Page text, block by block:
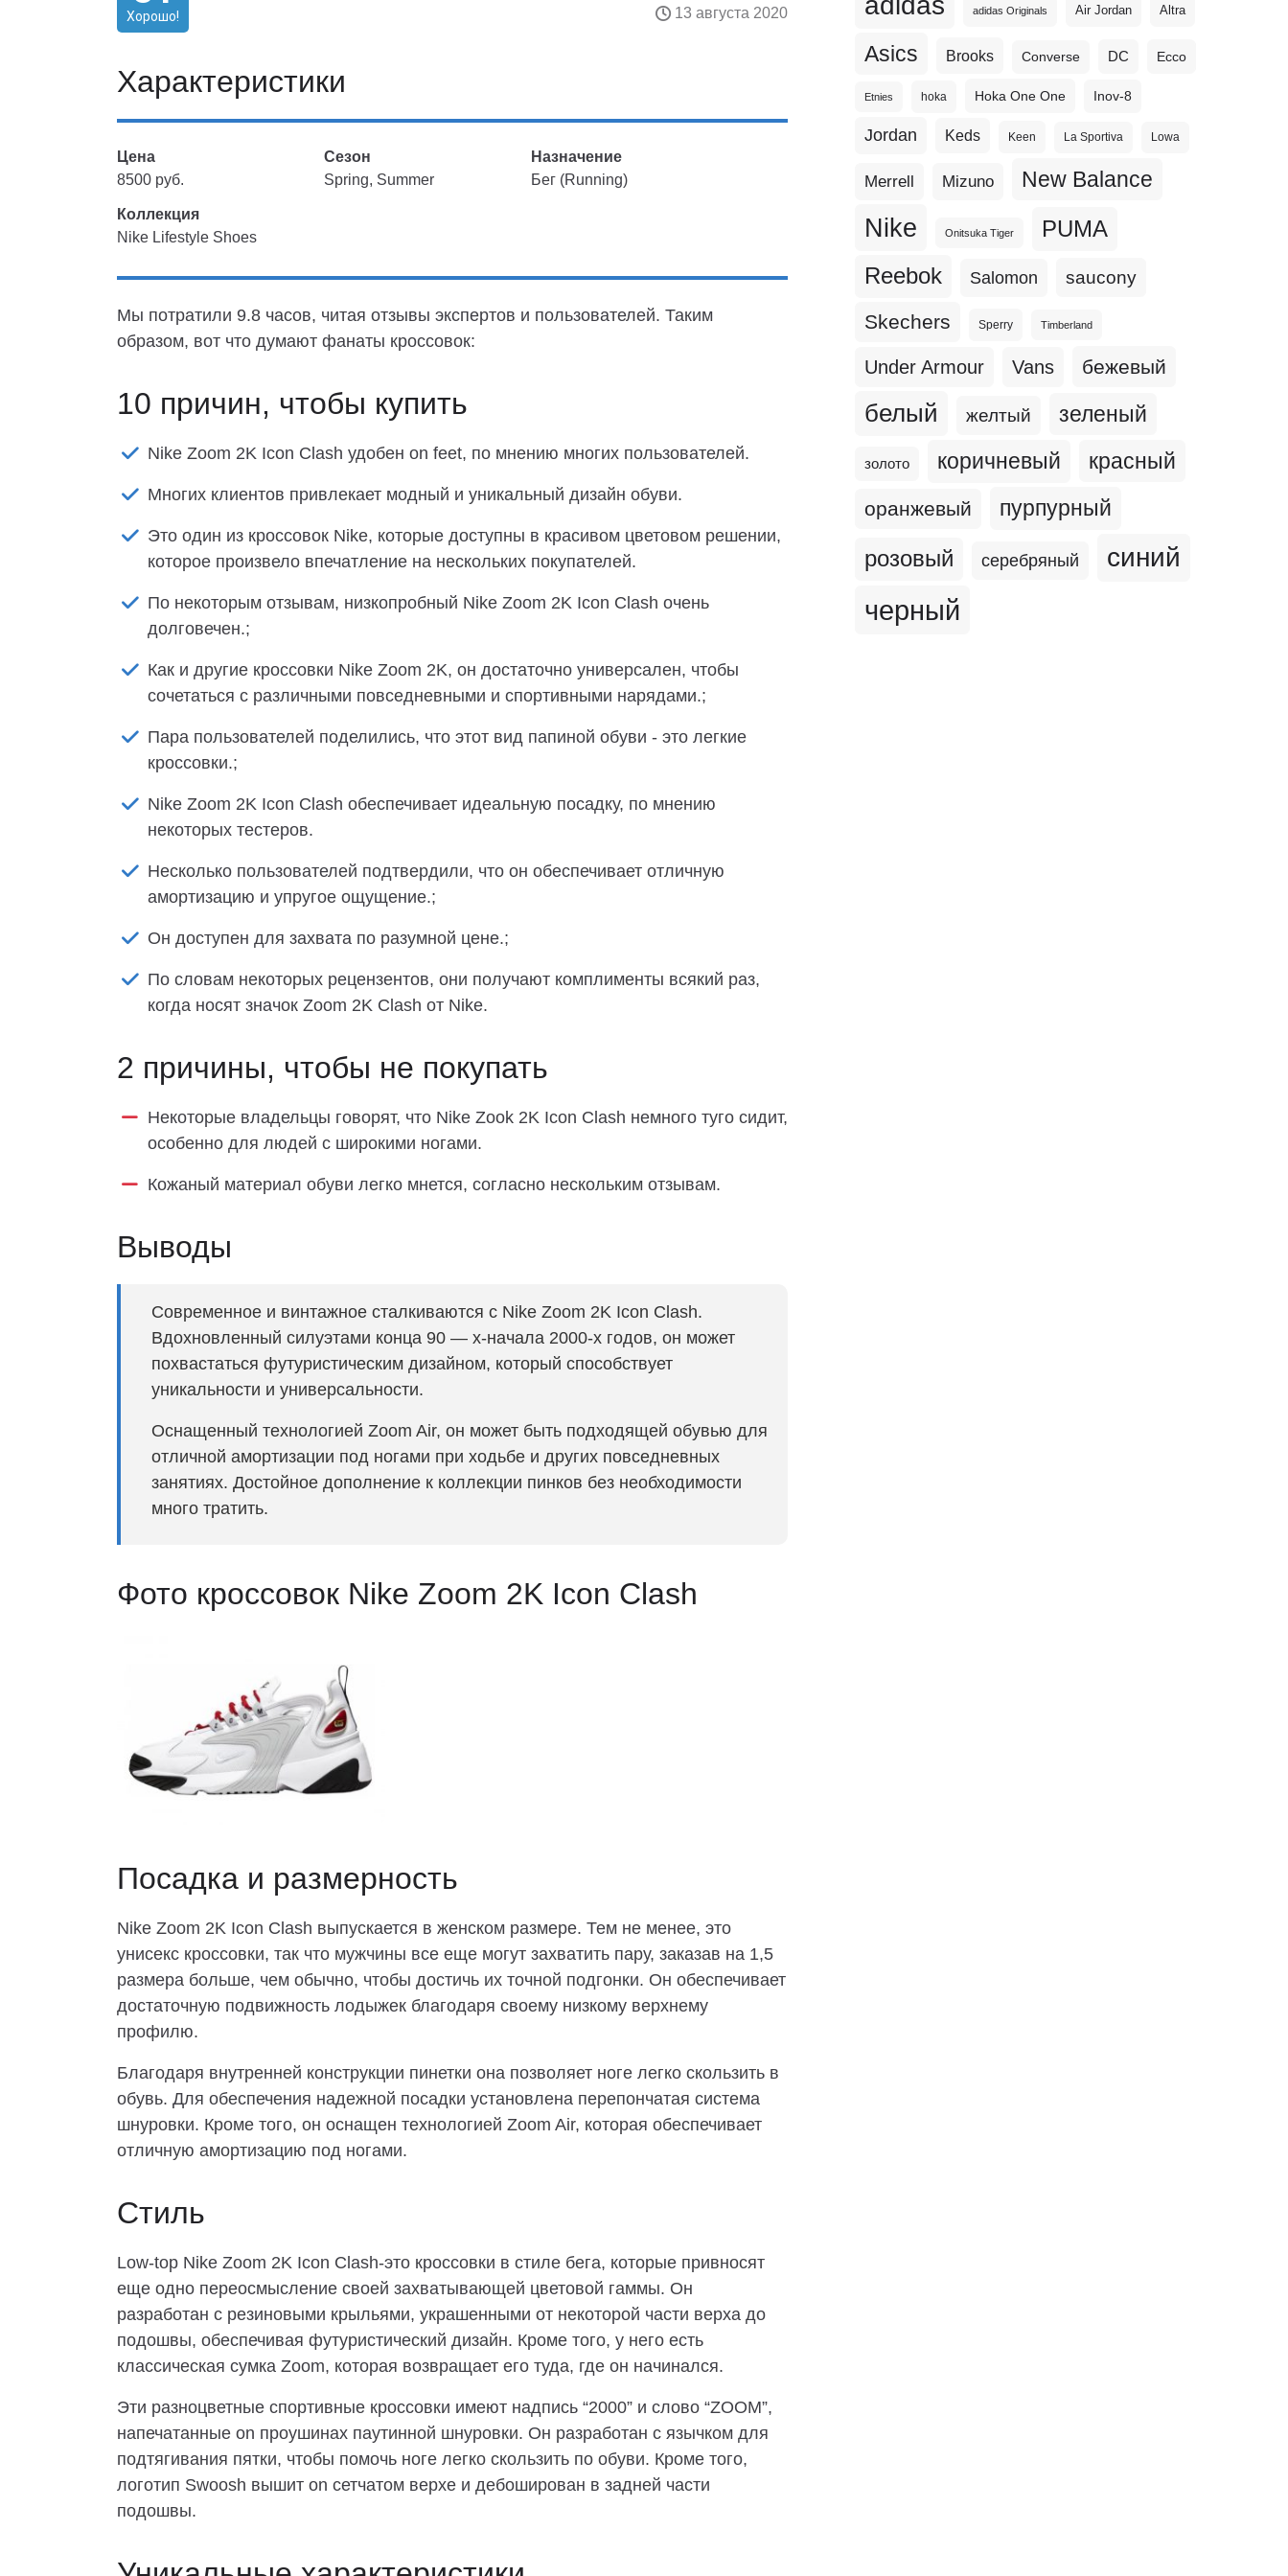
Хорошо! 13 августа 2020
Характеристики
Цена
8500 руб.
Сезон
Spring, Summer
Назначение
Бег (Running)
Коллекция
Nike Lifestyle Shoes
Мы потратили 9.8 часов, читая отзывы экспертов и пользователей. Таким
образом, вот что думают фанаты кроссовок:
10 причин, чтобы купить
Nike Zoom 2K Icon Clash удобен on feet, по мнению многих пользователей.
Многих клиентов привлекает модный и уникальный дизайн обуви.
Это один из кроссовок Nike, которые доступны в красивом цветовом решении,
которое произвело впечатление на нескольких покупателей.
По некоторым отзывам, низкопробный Nike Zoom 2K Icon Clash очень
долговечен.;
Как и другие кроссовки Nike Zoom 2K, он достаточно универсален, чтобы
сочетаться с различными повседневными и спортивными нарядами.;
Пара пользователей поделились, что этот вид папиной обуви - это легкие
кроссовки.;
Nike Zoom 2K Icon Clash обеспечивает идеальную посадку, по мнению
некоторых тестеров.
Несколько пользователей подтвердили, что он обеспечивает отличную
амортизацию и упругое ощущение.;
Он доступен для захвата по разумной цене.;
По словам некоторых рецензентов, они получают комплименты всякий раз,
когда носят значок Zoom 2K Clash от Nike.
2 причины, чтобы не покупать
Некоторые владельцы говорят, что Nike Zook 2K Icon Clash немного туго сидит,
особенно для людей с широкими ногами.
Кожаный материал обуви легко мнется, согласно нескольким отзывам.
Выводы
Современное и винтажное сталкиваются с Nike Zoom 2K Icon Clash.
Вдохновленный силуэтами конца 90 — х-начала 2000-х годов, он может
похвастаться футуристическим дизайном, который способствует
уникальности и универсальности.
Оснащенный технологией Zoom Air, он может быть подходящей обувью для
отличной амортизации под ногами при ходьбе и других повседневных
занятиях. Достойное дополнение к коллекции пинков без необходимости
много тратить.
Фото кроссовок Nike Zoom 2K Icon Clash
Посадка и размерность
Nike Zoom 2K Icon Clash выпускается в женском размере. Тем не менее, это
унисекс кроссовки, так что мужчины все еще могут захватить пару, заказав на 1,5
размера больше, чем обычно, чтобы достичь их точной подгонки. Он обеспечивает
достаточную подвижность лодыжек благодаря своему низкому верхнему
профилю.
Благодаря внутренней конструкции пинетки она позволяет ноге легко скользить в
обувь. Для обеспечения надежной посадки установлена перепончатая система
шнуровки. Кроме того, он оснащен технологией Zoom Air, которая обеспечивает
отличную амортизацию под ногами.
Стиль
Low-top Nike Zoom 2K Icon Clash-это кроссовки в стиле бега, которые привносят
еще одно переосмысление своей захватывающей цветовой гаммы. Он
разработан с резиновыми крыльями, украшенными от некоторой части верха до
подошвы, обеспечивая футуристический дизайн. Кроме того, у него есть
классическая сумка Zoom, которая возвращает его туда, где он начинался.
Эти разноцветные спортивные кроссовки имеют надпись “2000” и слово “ZOOM”,
напечатанные on проушинах паутинной шнуровки. Он разработан с язычком для
подтягивания пятки, чтобы помочь ноге легко скользить по обуви. Кроме того,
логотип Swoosh вышит on сетчатом верхе и дебоширован в задней части
подошвы.
adidas Originals Air Jordan Altra
Asics Brooks Converse DC Ecco
Etnies hoka Hoka One One Inov-8
Jordan Keds Keen La Sportiva Lowa
Merrell Mizuno New Balance
Nike Onitsuka Tiger PUMA
Reebok Salomon saucony
Skechers Sperry Timberland
Under Armour Vans бежевый
белый желтый зеленый
золото коричневый красный
оранжевый пурпурный
розовый серебряный синий
черный